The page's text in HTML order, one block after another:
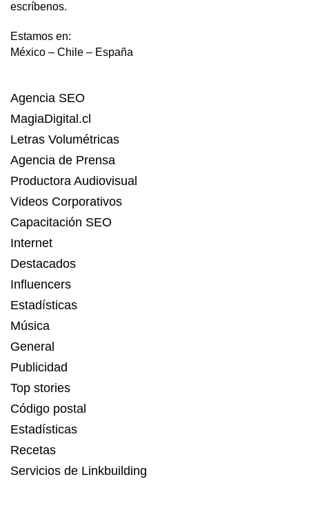
escríbenos.
Estamos en:
México – Chile – España
Agencia SEO
MagiaDigital.cl
Letras Volumétricas
Agencia de Prensa
Productora Audiovisual
Videos Corporativos
Capacitación SEO
Internet
Destacados
Influencers
Estadísticas
Música
General
Publicidad
Top stories
Código postal
Estadísticas
Recetas
Servicios de Linkbuilding